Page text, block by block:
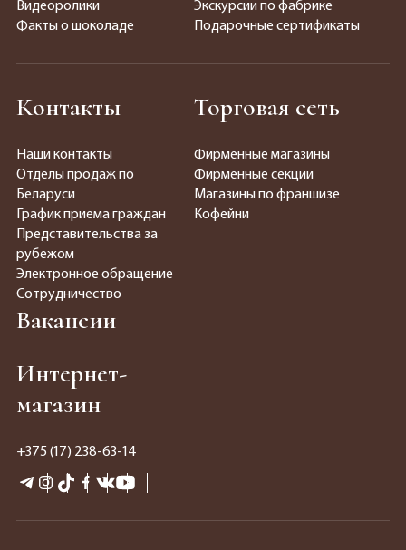
Видеоролики
Факты о шоколаде
Экскурсии по фабрике
Подарочные сертификаты
Контакты
Наши контакты
Отделы продаж по
Беларуси
График приема граждан
Представительства за
рубежом
Электронное обращение
Сотрудничество
Торговая сеть
Фирменные магазины
Фирменные секции
Магазины по франшизе
Кофейни
Вакансии
Интернет-
магазин
+375 (17) 238-63-14